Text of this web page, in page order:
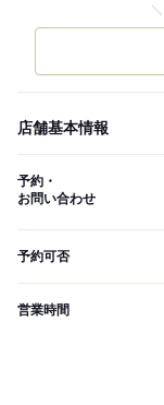
店舗基本情報
予約・
お問い合わせ
予約可否
営業時間